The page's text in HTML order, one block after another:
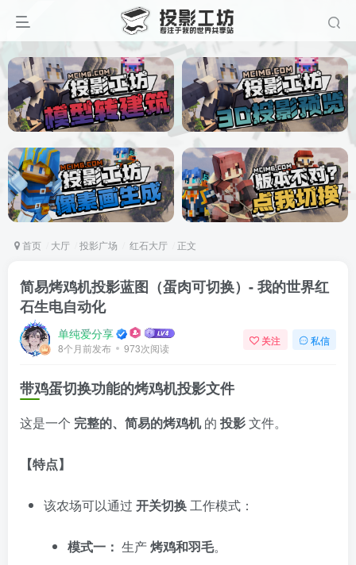
首页 大厅 投影广场 红石大厅 正文
简易烤鸡机投影蓝图（蛋肉可切换）- 我的世界红
石生电自动化
单纯爱分享
8个月前发布 973次阅读
关注 私信
带鸡蛋切换功能的烤鸡机投影文件
这是一个 完整的、简易的烤鸡机的 投影文件。
【特点】
该农场可以通过 开关切换工作模式：
模式一： 生产烤鸡和羽毛。